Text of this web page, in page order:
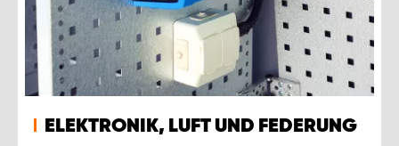
ELEKTRONIK, LUFT UND FEDERUNG